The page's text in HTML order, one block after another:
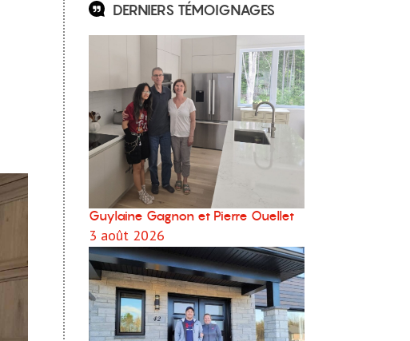
DERNIERS TÉMOIGNAGES
Guylaine Gagnon et Pierre Ouellet
3 août 2026